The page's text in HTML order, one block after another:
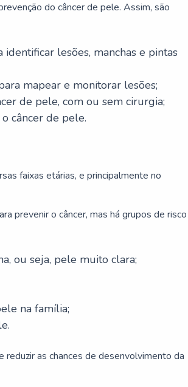
do câncer de pele. Assim, são
lesões, manchas e pintas
mapear e monitorar lesões;
de pele, com ou sem cirurgia;
câncer de pele.
faixas etárias, e principalmente no
prevenir o câncer, mas há grupos de risco
ou seja, pele muito clara;
na família;
as chances de desenvolvimento da